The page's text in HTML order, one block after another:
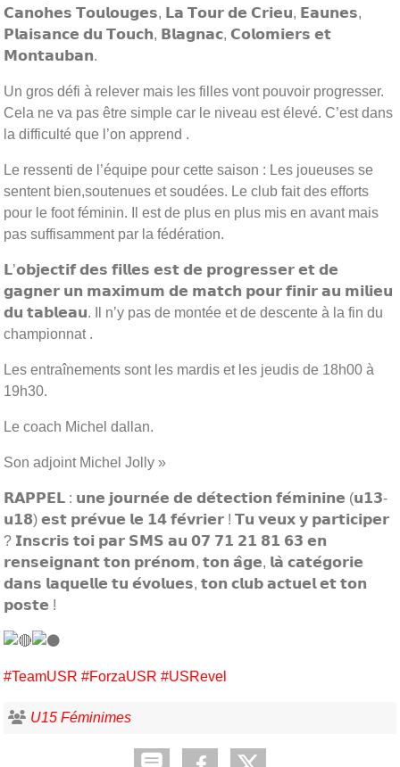
𝗖𝗮𝗻𝗼𝗵𝗲𝘀 𝗧𝗼𝘂𝗹𝗼𝘂𝗴𝗲𝘀, 𝗟𝗮 𝗧𝗼𝘂𝗿 𝗱𝗲 𝗖𝗿𝗶𝗲𝘂, 𝗘𝗮𝘂𝗻𝗲𝘀,
𝗣𝗹𝗮𝗶𝘀𝗮𝗻𝗰𝗲 𝗱𝘂 𝗧𝗼𝘂𝗰𝗵, 𝗕𝗹𝗮𝗴𝗻𝗮𝗰, 𝗖𝗼𝗹𝗼𝗺𝗶𝗲𝗿𝘀 𝗲𝘁
𝗠𝗼𝗻𝘁𝗮𝘂𝗯𝗮𝗻.
Un gros défi à relever mais les filles vont pouvoir progresser.
Cela ne va pas être simple car le niveau est élevé. C’est dans
la difficulté que l’on apprend .
Le ressenti de l’équipe pour cette saison : Les joueuses se
sentent bien,soutenues et soudées. Le club fait des efforts
pour le foot féminin. Il est de plus en plus mis en avant mais
pas suffisamment par la fédération.
𝗟’𝗼𝗯𝗷𝗲𝗰𝘁𝗶𝗳 𝗱𝗲𝘀 𝗳𝗶𝗹𝗹𝗲𝘀 𝗲𝘀𝘁 𝗱𝗲 𝗽𝗿𝗼𝗴𝗿𝗲𝘀𝘀𝗲𝗿 𝗲𝘁 𝗱𝗲
𝗴𝗮𝗴𝗻𝗲𝗿 𝘂𝗻 𝗺𝗮𝘅𝗶𝗺𝘂𝗺 𝗱𝗲 𝗺𝗮𝘁𝗰𝗵 𝗽𝗼𝘂𝗿 𝗳𝗶𝗻𝗶𝗿 𝗮𝘂 𝗺𝗶𝗹𝗶𝗲𝘂
𝗱𝘂 𝘁𝗮𝗯𝗹𝗲𝗮𝘂. Il n’y pas de montée et de descente à la fin du
championnat .
Les entraînements sont les mardis et les jeudis de 18h00 à
19h30.
Le coach Michel dallan.
Son adjoint Michel Jolly »
𝗥𝗔𝗣𝗣𝗘𝗟 : 𝘂𝗻𝗲 𝗷𝗼𝘂𝗿𝗻𝗲́𝗲 𝗱𝗲 𝗱𝗲́𝘁𝗲𝗰𝘁𝗶𝗼𝗻 𝗳𝗲́𝗺𝗶𝗻𝗶𝗻𝗲 (𝘂𝟭𝟯-
𝘂𝟭𝟴) 𝗲𝘀𝘁 𝗽𝗿𝗲́𝘃𝘂𝗲 𝗹𝗲 𝟭𝟰 𝗳𝗲́𝘃𝗿𝗶𝗲𝗿 ! 𝗧𝘂 𝘃𝗲𝘂𝘅 𝘆 𝗽𝗮𝗿𝘁𝗶𝗰𝗶𝗽𝗲𝗿
? 𝗜𝗻𝘀𝗰𝗿𝗶𝘀 𝘁𝗼𝗶 𝗽𝗮𝗿 𝗦𝗠𝗦 𝗮𝘂 𝟬𝟳 𝟳𝟭 𝟮𝟭 𝟴𝟭 𝟲𝟯 𝗲𝗻
𝗿𝗲𝗻𝘀𝗲𝗶𝗴𝗻𝗮𝗻𝘁 𝘁𝗼𝗻 𝗽𝗿𝗲́𝗻𝗼𝗺, 𝘁𝗼𝗻 𝗮̂𝗴𝗲, 𝗹𝗮̀ 𝗰𝗮𝘁𝗲́𝗴𝗼𝗿𝗶𝗲
𝗱𝗮𝗻𝘀 𝗹𝗮𝗾𝘂𝗲𝗹𝗹𝗲 𝘁𝘂 𝗲́𝘃𝗼𝗹𝘂𝗲𝘀, 𝘁𝗼𝗻 𝗰𝗹𝘂𝗯 𝗮𝗰𝘁𝘂𝗲𝗹 𝗲𝘁 𝘁𝗼𝗻
𝗽𝗼𝘀𝘁𝗲 !
#TeamUSR #ForzaUSR #USRevel
U15 Féminimes